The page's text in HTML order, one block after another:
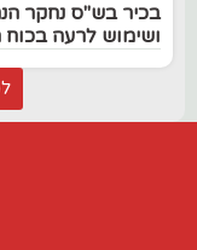
בכיר בש"ס נחקר
ושימוש לרעה